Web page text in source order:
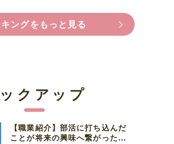
ングをもっと見る
クアップ
【職業紹介】部活に打ち込んだ
ことが将来の興味へ繋がった。